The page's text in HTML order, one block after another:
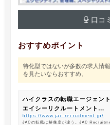
口コ
おすすめポイント
特化型ではないが多数の求人情
を見たいならおすすめ。
ハイクラスの転職エージェ
エイシーリクルートメント...
https://www.jac-recruitment.jp/
JACの転職は解像度が違う。JAC